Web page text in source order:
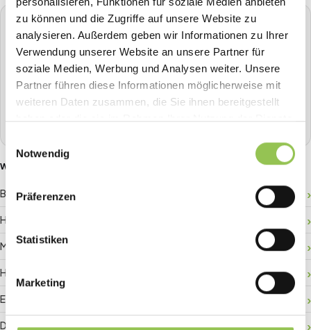
zu können und die Zugriffe auf unsere Website zu
analysieren. Außerdem geben wir Informationen zu Ihrer
Verwendung unserer Website an unsere Partner für
soziale Medien, Werbung und Analysen weiter. Unsere
Partner führen diese Informationen möglicherweise mit
weiteren Daten zusammen, die Sie ihnen bereitgestellt
haben oder die sie im Rahmen Ihrer Nutzung der Dienste
Notwendig
Präferenzen
Statistiken
Marketing
STREAVENT
Die All-in-One Event-Plattform
Planen, Tickets verkaufen, Check-in, Streaming, Badge-
Druck und mehr - alles aus einer Hand.
WEITERE GLOSSAR-BEGRIFFE
Besucherlenkung
Hallenplan
Matchmaking
Hybride Registrierung
Event-Daten
Digitaler Check-in